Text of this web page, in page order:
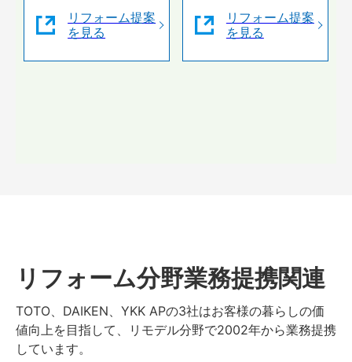
リフォーム提案
を見る
リフォーム提案
を見る
リフォーム分野業務提携関連
TOTO、DAIKEN、YKK APの3社はお客様の暮らしの価
値向上を目指して、リモデル分野で2002年から業務提携
しています。